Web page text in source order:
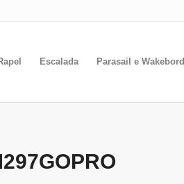
Escalada Parasail e Wakebord